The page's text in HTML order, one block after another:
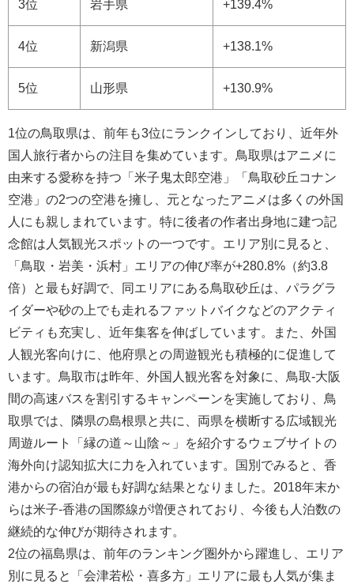
3位 岩手県 +139.4%
4位 新潟県 +138.1%
5位 山形県 +130.9%
1位の鳥取県は、前年も3位にランクインしており、近年外
国人旅行者からの注目を集めています。鳥取県はアニメに
由来する愛称を持つ「米子鬼太郎空港」「鳥取砂丘コナン
空港」の2つの空港を擁し、元となったアニメは多くの外国
人にも親しまれています。特に後者の作者出身地に建つ記
念館は人気観光スポットの一つです。エリア別に見ると、
「鳥取・岩美・浜村」エリアの伸び率が+280.8%（約3.8
倍）と最も好調で、同エリアにある鳥取砂丘は、パラグラ
イダーや砂の上でも走れるファットバイクなどのアクティ
ビティも充実し、近年集客を伸ばしています。また、外国
人観光客向けに、他府県との周遊観光も積極的に促進して
います。鳥取市は昨年、外国人観光客を対象に、鳥取-大阪
間の高速バスを割引するキャンペーンを実施しており、鳥
取県では、隣県の島根県と共に、両県を横断する広域観光
周遊ルート「縁の道～山陰～」を紹介するウェブサイトの
海外向け認知拡大に力を入れています。国別でみると、香
港からの宿泊が最も好調な結果となりました。2018年末か
らは米子-香港の国際線が増便されており、今後も人泊数の
継続的な伸びが期待されます。
2位の福島県は、前年のランキング圏外から躍進し、エリア
別に見ると「会津若松・喜多方」エリアに最も人気が集ま